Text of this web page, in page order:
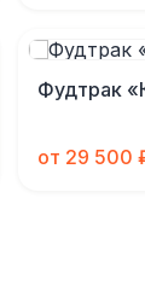
Фудтрак
от 29 500